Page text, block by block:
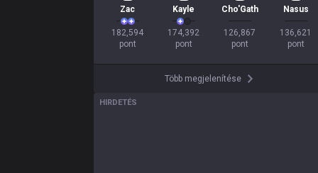
Zac
182,594
pont
Kayle
174,392
pont
Cho'Gath
126,867
pont
Nasus
136,621
pont
Több megjelenítése
HIRDETÉS